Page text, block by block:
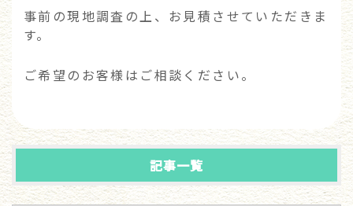
事前の現地調査の上、お見積させていただきま
す。
ご希望のお客様はご相談ください。
記事一覧